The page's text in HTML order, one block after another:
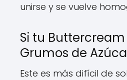
unirse y se vuelve
Si tu Buttercream
Grumos de
Este es más difícil de